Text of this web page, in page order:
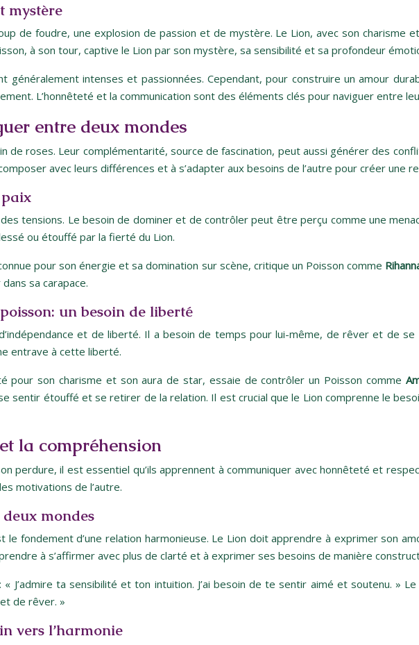
mystère
de foudre, une explosion de passion et de mystère. Le Lion, avec son charisme
à son tour, captive le Lion par son mystère, sa sensibilité et sa profondeur
généralement intenses et passionnées. Cependant, pour construire un amour
L’honnêteté et la communication sont des éléments clés pour naviguer entre
entre deux mondes
de roses. Leur complémentarité, source de fascination, peut aussi générer des
avec leurs différences et à s’adapter aux besoins de l’autre pour créer une
tensions. Le besoin de dominer et de contrôler peut être perçu comme une
ou étouffé par la fierté du Lion.
pour son énergie et sa domination sur scène, critique un Poisson comme
sa carapace.
un besoin de liberté
et de liberté. Il a besoin de temps pour lui-même, de rêver et de
entrave à cette liberté.
pour son charisme et son aura de star, essaie de contrôler un Poisson comme
sentir étouffé et se retirer de la relation. Il est crucial que le Lion comprenne le
la compréhension
perdure, il est essentiel qu’ils apprennent à communiquer avec honnêteté et
motivations de l’autre.
mondes
le fondement d’une relation harmonieuse. Le Lion doit apprendre à exprimer son
à s’affirmer avec plus de clarté et à exprimer ses besoins de manière
J’admire ta sensibilité et ton intuition. J’ai besoin de te sentir aimé et soutenu. »
de rêver. »
vers l’harmonie